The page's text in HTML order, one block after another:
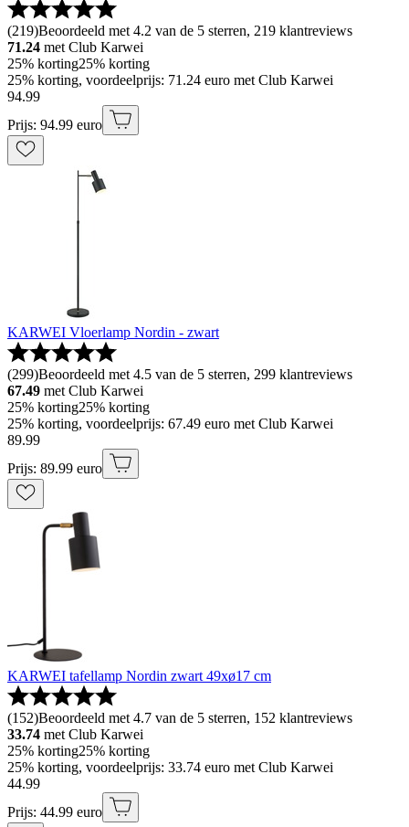
(219)Beoordeeld met 4.2 van de 5 sterren, 219 klantreviews
71.24 met Club Karwei
25% korting25% korting
25% korting, voordeelprijs: 71.24 euro met Club Karwei
94.99
Prijs: 94.99 euro
KARWEI Vloerlamp Nordin - zwart
(299)Beoordeeld met 4.5 van de 5 sterren, 299 klantreviews
67.49 met Club Karwei
25% korting25% korting
25% korting, voordeelprijs: 67.49 euro met Club Karwei
89.99
Prijs: 89.99 euro
KARWEI tafellamp Nordin zwart 49xø17 cm
(152)Beoordeeld met 4.7 van de 5 sterren, 152 klantreviews
33.74 met Club Karwei
25% korting25% korting
25% korting, voordeelprijs: 33.74 euro met Club Karwei
44.99
Prijs: 44.99 euro